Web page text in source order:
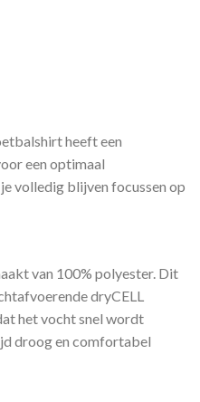
heeft een
een optimaal
volledig blijven focussen op
van 100% polyester. Dit
dryCELL
het vocht snel wordt
droog en comfortabel